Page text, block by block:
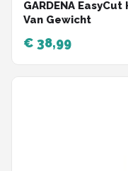
GARDENA
Van Gewicht
€ 38,99